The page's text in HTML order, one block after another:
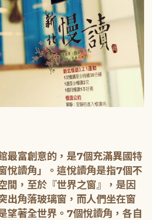
最富創意的，是7個充滿異國特
悅讀角」。這悅讀角是指7個不
間，至於『世界之窗』，是因
出角落玻璃窗，而人們坐在窗
望著全世界。7個悅讀角，各自